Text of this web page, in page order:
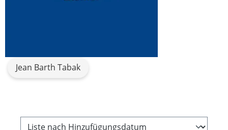
Jean Barth Tabak